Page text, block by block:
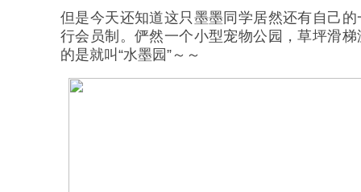
但是今天还知道这只墨墨同学居然还有自己
行会员制。俨然一个小型宠物公园，草坪滑
的是就叫“水墨园”～～